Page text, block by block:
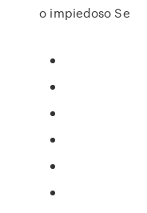
o impiedoso Se